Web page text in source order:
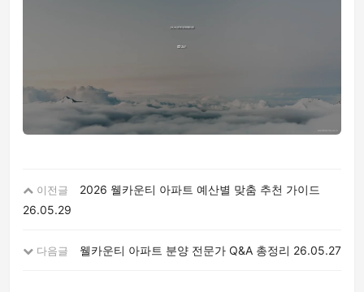
이전글
2026 웰카운티 아파트 예산별 맞춤 추천 가이드
26.05.29
다음글 웰카운티 아파트 분양 전문가 Q&A 총정리 26.05.27